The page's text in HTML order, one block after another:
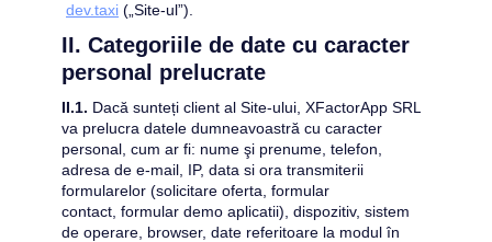
dev.taxi ( „Site-ul”).
II. Categoriile de date cu caracter
personal prelucrate
II.1. Dacă sunteți client al Site-ului, XFactorApp SRL
va prelucra datele dumneavoastră cu caracter
personal, cum ar fi: nume şi prenume, telefon,
adresa de e-mail, IP, data si ora transmiterii
formularelor (solicitare oferta, formular
contact, formular demo aplicatii) dispozitiv, sistem
de operare, browser, date referitoare la modul în